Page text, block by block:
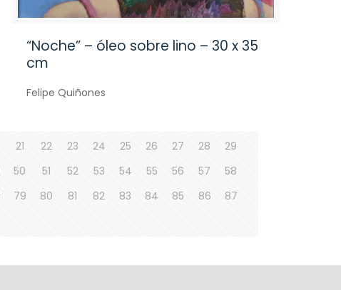
“Noche” – óleo sobre lino – 30 x 35
cm
Felipe Quiñones
21 22 23 24 25 26 27 28
29
50 51 52 53 54 55 56 57
58
79 80 81 82 83 84 85 86
87